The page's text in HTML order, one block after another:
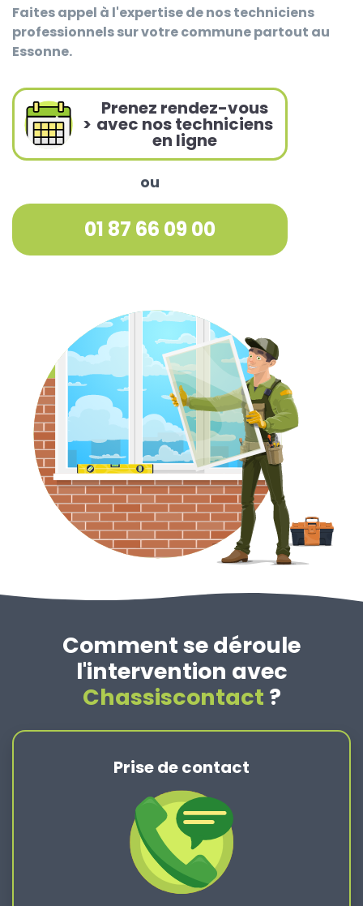
Faites appel à l'expertise de nos techniciens
professionnels sur votre commune partout au
Essonne.
>
Prenez rendez-vous
avec nos techniciens
en ligne
ou
01 87 66 09 00
Comment se déroule
l'intervention avec
Chassiscontact ?
Prise de contact